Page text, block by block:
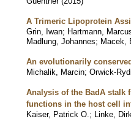
A Trimeric Lipoprotein
Grin, Iwan; Hartmann,
Madlung, Johannes; Macek,
An evolutionarily
Michalik, Marcin; Orwick-
Analysis of the BadA stalk
functions in the host cell
Kaiser, Patrick O. ; Linke,